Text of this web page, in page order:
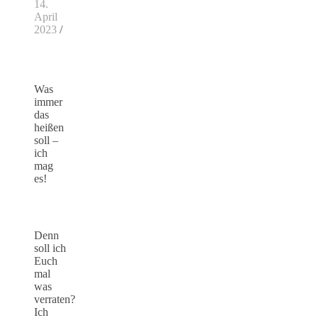
14.
April
2023 /
Was
immer
das
heißen
soll –
ich
mag
es!
Denn
soll ich
Euch
mal
was
verraten?
Ich